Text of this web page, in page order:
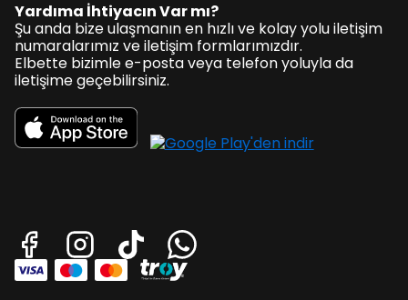
Yardıma İhtiyacın Var mı?
Şu anda bize ulaşmanın en hızlı ve kolay yolu iletişim
numaralarımız ve iletişim formlarımızdır.
Elbette bizimle e-posta veya telefon yoluyla da
iletişime geçebilirsiniz.